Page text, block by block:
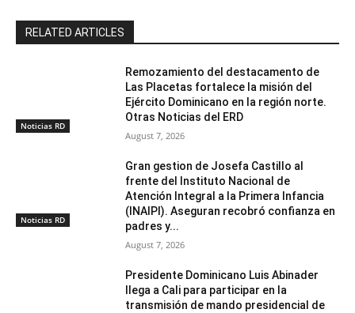
RELATED ARTICLES
Noticias RD
Remozamiento del destacamento de
Las Placetas fortalece la misión del
Ejército Dominicano en la región norte.
Otras Noticias del ERD
August 7, 2026
Noticias RD
Gran gestion de Josefa Castillo al
frente del Instituto Nacional de
Atención Integral a la Primera Infancia
(INAIPI). Aseguran recobró confianza en
padres y...
August 7, 2026
Presidente Dominicano Luis Abinader
llega a Cali para participar en la
transmisión de mando presidencial de